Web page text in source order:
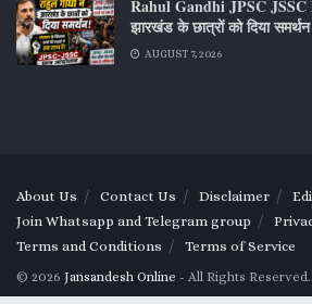
Rahul Gandhi JPSC JSSC
झारखंड के छात्रों को दिया समर्थन
AUGUST 7, 2026
About Us Contact Us Disclaimer
Join Whatsapp and Telegram group
Terms and Conditions
Terms of Service
© 2026 Jansandesh Online - All Rights Reserved.